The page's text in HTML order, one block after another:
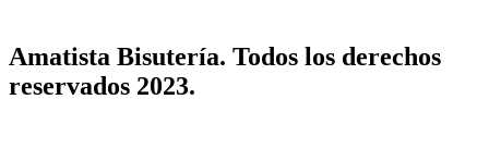
Amatista Bisutería. Todos los derechos
reservados 2023.